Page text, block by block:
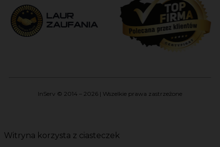
InServ © 2014 – 2026 | Wszelkie prawa zastrzeżone
Witryna korzysta z ciasteczek